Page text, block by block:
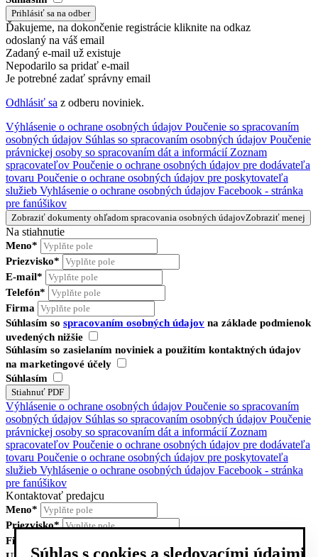
Ďakujeme, na dokončenie registrácie kliknite na odkaz
odoslaný na váš email
Zadaný e-mail už existuje
Nepodarilo sa pridať e-mail
Je potrebné zadať správny email
Odhlásiť sa z odberu noviniek.
Výhlásenie o ochrane osobných údajov Poučenie so spracovaním
osobných údajov Súhlas so spracovaním osobných údajov Poučenie
právnickej osoby so spracovaním dát a informácií Zoznam
spracovateľov Poučenie o ochrane osobných údajov pre dodávateľa
tovaru Poučenie o ochrane osobných údajov pre poskytovateľa
služieb Vyhlásenie o ochrane osobných údajov Facebook - stránka
pre fanúšikov
Zobraziť dokumenty ohľadom spracovania osobných údajovZobraziť menej
Na stiahnutie
Meno*
Priezvisko*
E-mail*
Telefón*
Firma
Súhlasím so spracovaním osobných údajov na základe podmienok
uvedených nižšie
Súhlasím so zasielaním noviniek a použitím kontaktných údajov
na marketingové účely
Súhlasím
Výhlásenie o ochrane osobných údajov Poučenie so spracovaním
osobných údajov Súhlas so spracovaním osobných údajov Poučenie
právnickej osoby so spracovaním dát a informácií Zoznam
spracovateľov Poučenie o ochrane osobných údajov pre dodávateľa
tovaru Poučenie o ochrane osobných údajov pre poskytovateľa
služieb Vyhlásenie o ochrane osobných údajov Facebook - stránka
pre fanúšikov
Kontaktovať predajcu
Meno*
Priezvisko*
Firma